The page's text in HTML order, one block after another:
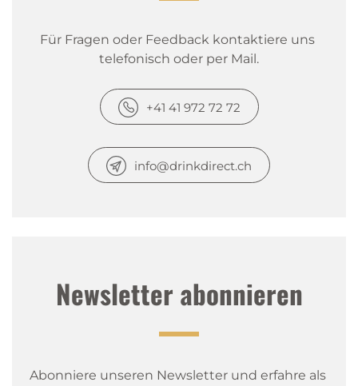
Für Fragen oder Feedback kontaktiere uns
telefonisch oder per Mail.
+41 41 972 72 72
info@drinkdirect.ch
Newsletter abonnieren
Abonniere unseren Newsletter und erfahre als